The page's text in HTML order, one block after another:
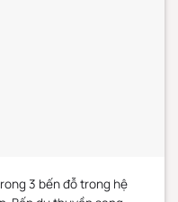
3 bến đỗ trong hệ